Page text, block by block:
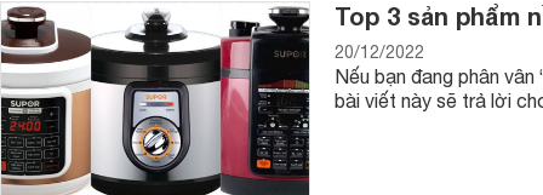
Top 3 sản phẩm
20/12/2022
Nếu bạn đang phân
bài viết này sẽ trả lời